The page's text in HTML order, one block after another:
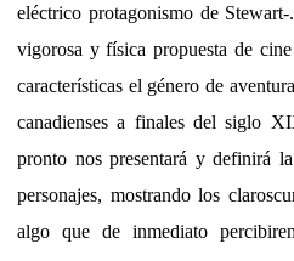
eléctrico protagonismo de
vigorosa y física propuesta de
características el género de
canadienses a finales del siglo
pronto nos presentará y definirá
personajes, mostrando los
algo que de inmediato